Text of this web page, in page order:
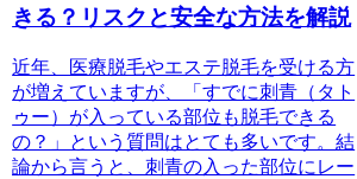
きる？リスクと安全な方法を解説
近年、医療脱毛やエステ脱毛を受ける方
が増えていますが、「すでに刺青（タト
ゥー）が入っている部位も脱毛できる
の？」という質問はとても多いです。結
論から言うと、刺青の入った部位にレー